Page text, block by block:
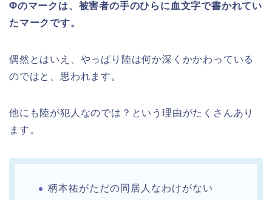
Φのマークは、被害者の手のひらに血文字で書かれてい
たマークです。
偶然とはいえ、やっぱり陸は何か深くかかわっている
のではと、思われます。
他にも陸が犯人なのでは？という理由がたくさんあり
ます。
柄本祐がただの同居人なわけがない